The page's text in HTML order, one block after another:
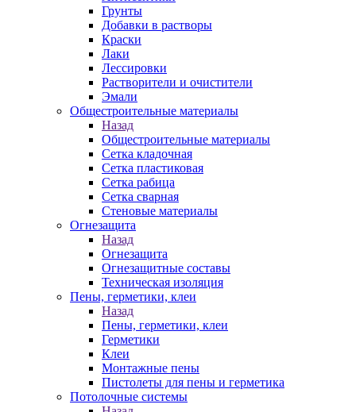
Грунты
Добавки в растворы
Краски
Лаки
Лессировки
Растворители и очистители
Эмали
Общестроительные материалы
Назад
Общестроительные материалы
Сетка кладочная
Сетка пластиковая
Сетка рабица
Сетка сварная
Стеновые материалы
Огнезащита
Назад
Огнезащита
Огнезащитные составы
Техническая изоляция
Пены, герметики, клеи
Назад
Пены, герметики, клеи
Герметики
Клеи
Монтажные пены
Пистолеты для пены и герметика
Потолочные системы